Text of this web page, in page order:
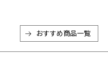
おすすめ商品一覧